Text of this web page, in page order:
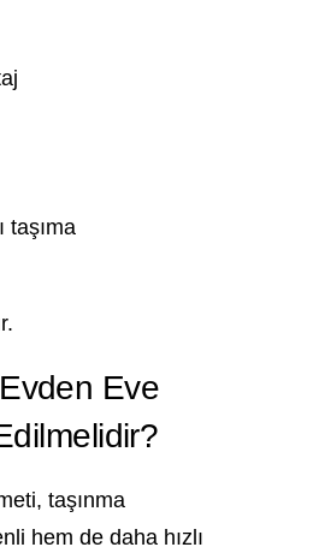
taşıma
Eve
taşınma
hem de daha hızlı